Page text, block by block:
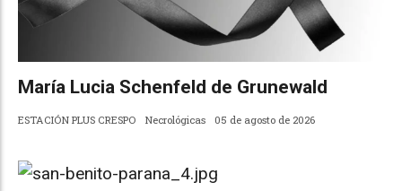
María Lucia Schenfeld de Grunewald
ESTACIÓN PLUS CRESPO Necrológicas 05 de agosto de 2026